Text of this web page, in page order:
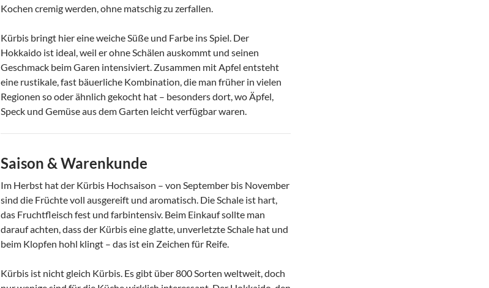
Kochen cremig werden, ohne matschig zu zerfallen.
Kürbis bringt hier eine weiche Süße und Farbe ins Spiel. Der
Hokkaido ist ideal, weil er ohne Schälen auskommt und seinen
Geschmack beim Garen intensiviert. Zusammen mit Apfel entsteht
eine rustikale, fast bäuerliche Kombination, die man früher in vielen
Regionen so oder ähnlich gekocht hat – besonders dort, wo Äpfel,
Speck und Gemüse aus dem Garten leicht verfügbar waren.
Saison & Warenkunde
Im Herbst hat der Kürbis Hochsaison – von September bis November
sind die Früchte voll ausgereift und aromatisch. Die Schale ist hart,
das Fruchtfleisch fest und farbintensiv. Beim Einkauf sollte man
darauf achten, dass der Kürbis eine glatte, unverletzte Schale hat und
beim Klopfen hohl klingt – das ist ein Zeichen für Reife.
Kürbis ist nicht gleich Kürbis. Es gibt über 800 Sorten weltweit, doch